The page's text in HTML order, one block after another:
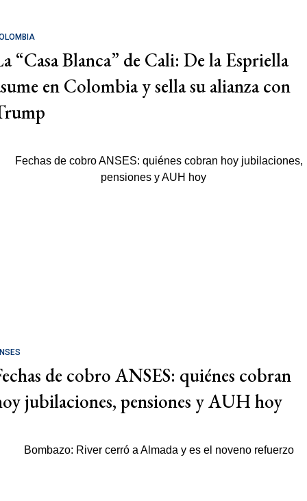
“Casa Blanca” de Cali: De la Espriella
en Colombia y sella su alianza con
de cobro ANSES: quiénes cobran
jubilaciones, pensiones y AUH hoy